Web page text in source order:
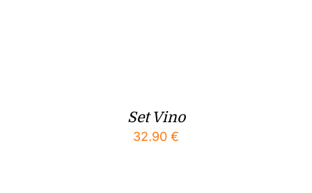
Set Vino
32.90 €